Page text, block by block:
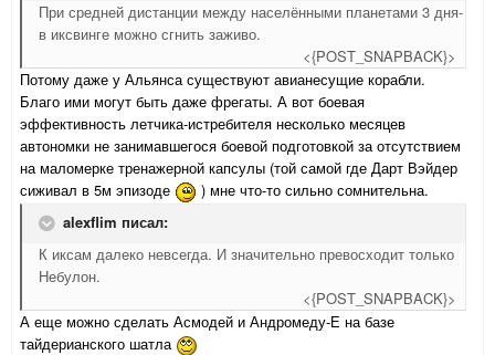
При средней дистанции между населёнными планетами 3 дня-
в иксвинге можно сгнить заживо.
<{POST_SNAPBACK}>
Потому даже у Альянса существуют авианесущие корабли.
Благо ими могут быть даже фрегаты. А вот боевая
эффективность летчика-истребителя несколько месяцев
автономки не занимавшегося боевой подготовкой за отсутствием
на маломерке тренажерной капсулы (той самой где Дарт Вэйдер
сиживал в 5м эпизоде
) мне что-то сильно сомнительна.
alexflim писал:
К иксам далеко невсегда. И значительно превосходит только
Небулон.
<{POST_SNAPBACK}>
А еще можно сделать Асмодей и Андромеду-Е на базе
тайдерианского шатла